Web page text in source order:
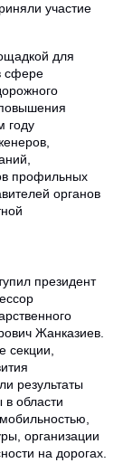
участие
для
сфере
году
профильных
органов
президент
Жанказиев.
секции,
результаты
в области
организации
на дорогах.